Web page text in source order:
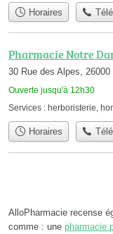
Horaires
Pharmacie Notre
30 Rue des Alpes, 26000
Ouverte jusqu'à 12h30
Services : herboristerie,
Horaires
AlloPharmacie recense
comme : une pharmacie